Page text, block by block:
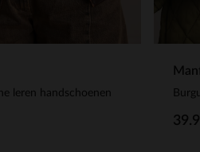
leren handschoenen